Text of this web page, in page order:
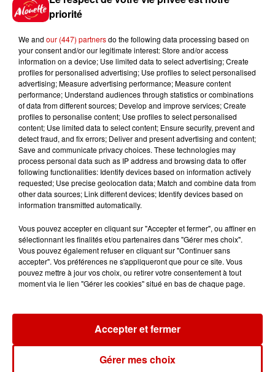
5 août 2026
"Attention au démarchage
abusif" : la préfecture de la
Gironde...
5 août 2026
À LA UNE : incendie à La
Rochelle, mégaferme de
saumons et succès...
Jeux Voir plus
Gagnez vos places pour le
priorité
We and our (447) partnersdo the following data processing based on
your consent and/or our legitimate interest: Store and/or access
information on a device; Use limited data to select advertising; Create
profiles for personalised advertising; Use profiles to select personalised
advertising; Measure advertising performance; Measure content
performance; Understand audiences through statistics or combinations
of data from different sources; Develop and improve services; Create
profiles to personalise content; Use profiles to select personalised
content; Use limited data to select content; Ensure security, prevent and
detect fraud, and fix errors; Deliver and present advertising and content;
Save and communicate privacy choices. These technologies may
process personal data such as IP address and browsing data to offer
following functionalities: Identify devices based on information actively
requested; Use precise geolocation data; Match and combine data from
other data sources; Link different devices; Identify devices based on
information transmitted automatically.
Vous pouvez accepter en cliquant sur "Accepter et fermer", ou affiner en
sélectionnant les finalités et/ou partenaires dans "Gérer mes choix".
Vous pouvez également refuser en cliquant sur "Continuer sans
accepter". Vos préférences ne s'appliqueront que pour ce site. Vous
pouvez mettre à jour vos choix, ou retirer votre consentement à tout
moment via le lien "Gérer les cookies" situé en bas de chaque page.
Gérer mes choix
Accepter et fermer